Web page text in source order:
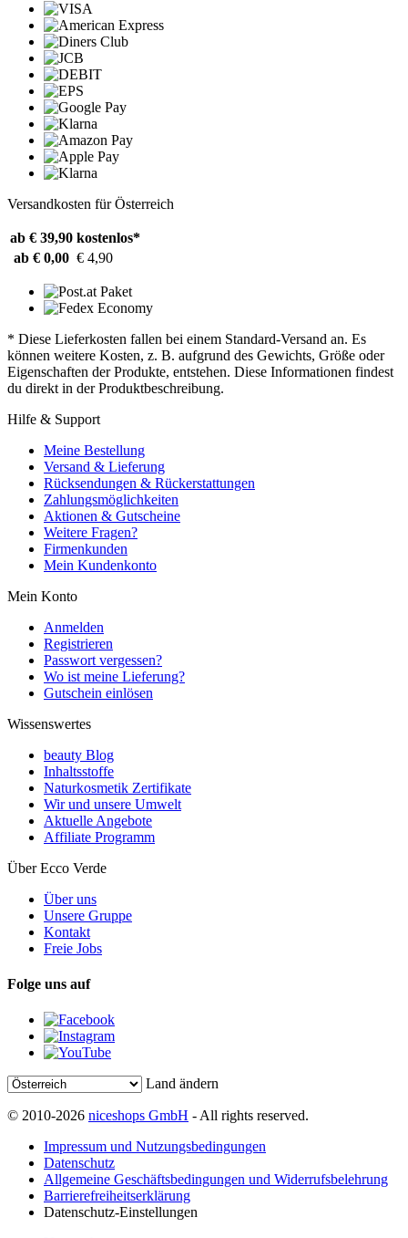
Versandkosten für Österreich
ab € 39,90 kostenlos*
ab € 0,00 € 4,90
* Diese Lieferkosten fallen bei einem Standard-Versand an. Es
können weitere Kosten, z. B. aufgrund des Gewichts, Größe oder
Eigenschaften der Produkte, entstehen. Diese Informationen findest
du direkt in der Produktbeschreibung.
Hilfe & Support
Meine Bestellung
Versand & Lieferung
Rücksendungen & Rückerstattungen
Zahlungsmöglichkeiten
Aktionen & Gutscheine
Weitere Fragen?
Firmenkunden
Mein Kundenkonto
Mein Konto
Anmelden
Registrieren
Passwort vergessen?
Wo ist meine Lieferung?
Gutschein einlösen
Wissenswertes
beauty Blog
Inhaltsstoffe
Naturkosmetik Zertifikate
Wir und unsere Umwelt
Aktuelle Angebote
Affiliate Programm
Über Ecco Verde
Über uns
Unsere Gruppe
Kontakt
Freie Jobs
Folge uns auf
Land ändern
© 2010-2026 niceshops GmbH - All rights reserved.
Impressum und Nutzungsbedingungen
Datenschutz
Allgemeine Geschäftsbedingungen und Widerrufsbelehrung
Barrierefreiheitserklärung
Datenschutz-Einstellungen